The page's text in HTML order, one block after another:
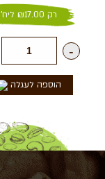
רק ₪17.00 ליח'
-
הוספה לעגלה